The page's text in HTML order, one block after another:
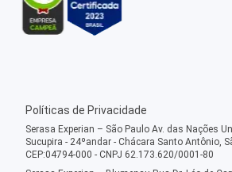
Políticas de Privacidade
Serasa Experian – São Paulo Av. das Nações
Sucupira - 24ºandar - Chácara Santo Antônio,
CEP:04794-000 - CNPJ 62.173.620/0001-80